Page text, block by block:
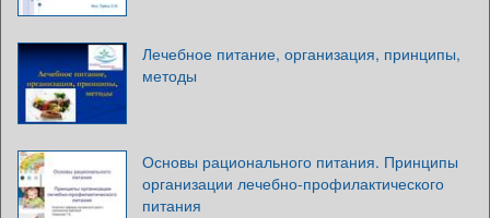
Лечебное питание, организация, принципы,
методы
Основы рационального питания. Принципы
организации лечебно-профилактического
питания